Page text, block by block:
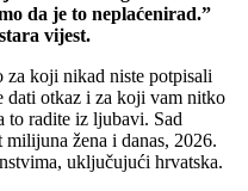
da je to neplaćenirad.”
vijest.
za koji nikad niste potpisali
dati otkaz i za koji vam nitko
to radite iz ljubavi. Sad
žena i danas, 2026.
uključujući hrvatska.